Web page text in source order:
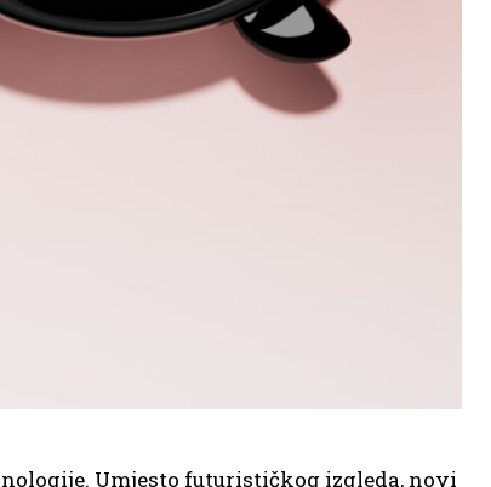
Umjesto futurističkog izgleda, novi